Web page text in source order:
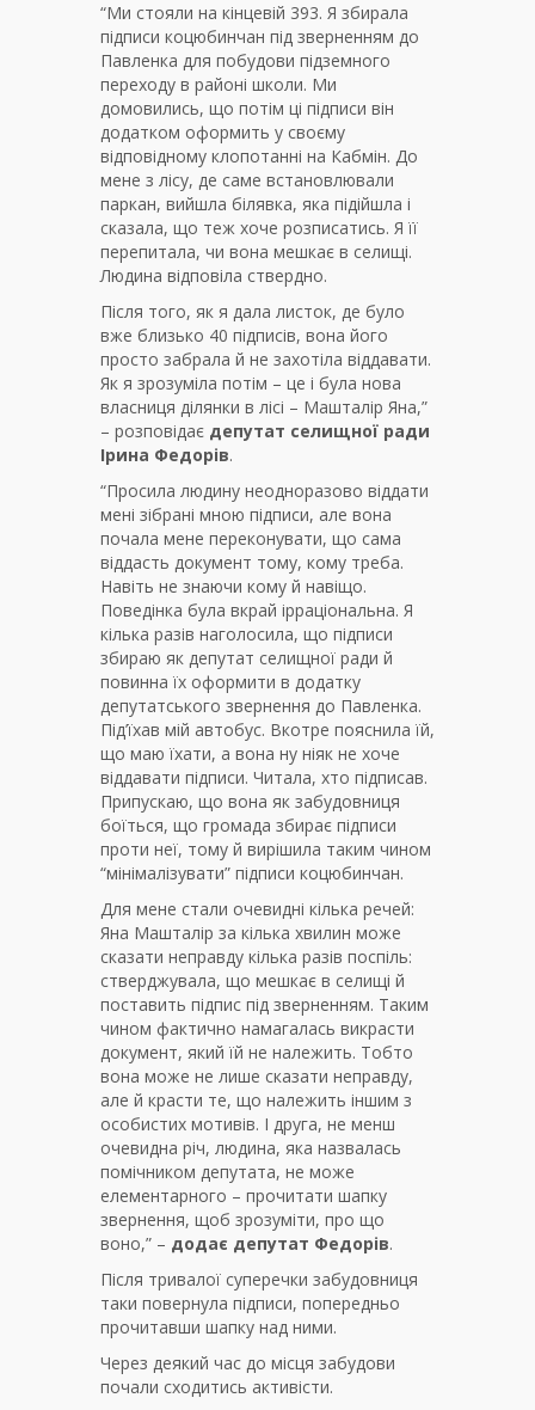
“Ми стояли на кінцевій 393. Я збирала
підписи коцюбинчан під зверненням до
Павленка для побудови підземного
переходу в районі школи. Ми
домовились, що потім ці підписи він
додатком оформить у своєму
відповідному клопотанні на Кабмін. До
мене з лісу, де саме встановлювали
паркан, вийшла білявка, яка підійшла і
сказала, що теж хоче розписатись. Я її
перепитала, чи вона мешкає в селищі.
Людина відповіла ствердно.
Після того, як я дала листок, де було
вже близько 40 підписів, вона його
просто забрала й не захотіла віддавати.
Як я зрозуміла потім – це і була нова
власниця ділянки в лісі – Машталір Яна,”
– розповідає депутат селищної ради
Ірина Федорів.
“Просила людину неодноразово віддати
мені зібрані мною підписи, але вона
почала мене переконувати, що сама
віддасть документ тому, кому треба.
Навіть не знаючи кому й навіщо.
Поведінка була вкрай ірраціональна. Я
кілька разів наголосила, що підписи
збираю як депутат селищної ради й
повинна їх оформити в додатку
депутатського звернення до Павленка.
Під’їхав мій автобус. Вкотре пояснила їй,
що маю їхати, а вона ну ніяк не хоче
віддавати підписи. Читала, хто підписав.
Припускаю, що вона як забудовниця
боїться, що громада збирає підписи
проти неї, тому й вирішила таким чином
“мінімалізувати” підписи коцюбинчан.
Для мене стали очевидні кілька речей:
Яна Машталір за кілька хвилин може
сказати неправду кілька разів поспіль:
стверджувала, що мешкає в селищі й
поставить підпис під зверненням. Таким
чином фактично намагалась викрасти
документ, який їй не належить. Тобто
вона може не лише сказати неправду,
але й красти те, що належить іншим з
особистих мотивів. І друга, не менш
очевидна річ, людина, яка назвалась
помічником депутата, не може
елементарного – прочитати шапку
звернення, щоб зрозуміти, про що
воно,” – додає депутат Федорів.
Після тривалої суперечки забудовниця
таки повернула підписи, попередньо
прочитавши шапку над ними.
Через деякий час до місця забудови
почали сходитись активісти.